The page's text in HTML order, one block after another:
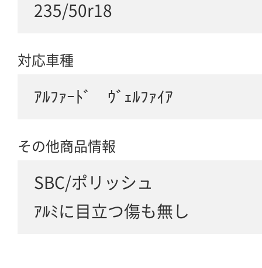
235/50r18
対応車種
ｱﾙﾌｧｰﾄﾞ ｳﾞｪﾙﾌｧｲｱ
その他商品情報
SBC/ポリッシュ
ｱﾙﾐに目立つ傷も無し